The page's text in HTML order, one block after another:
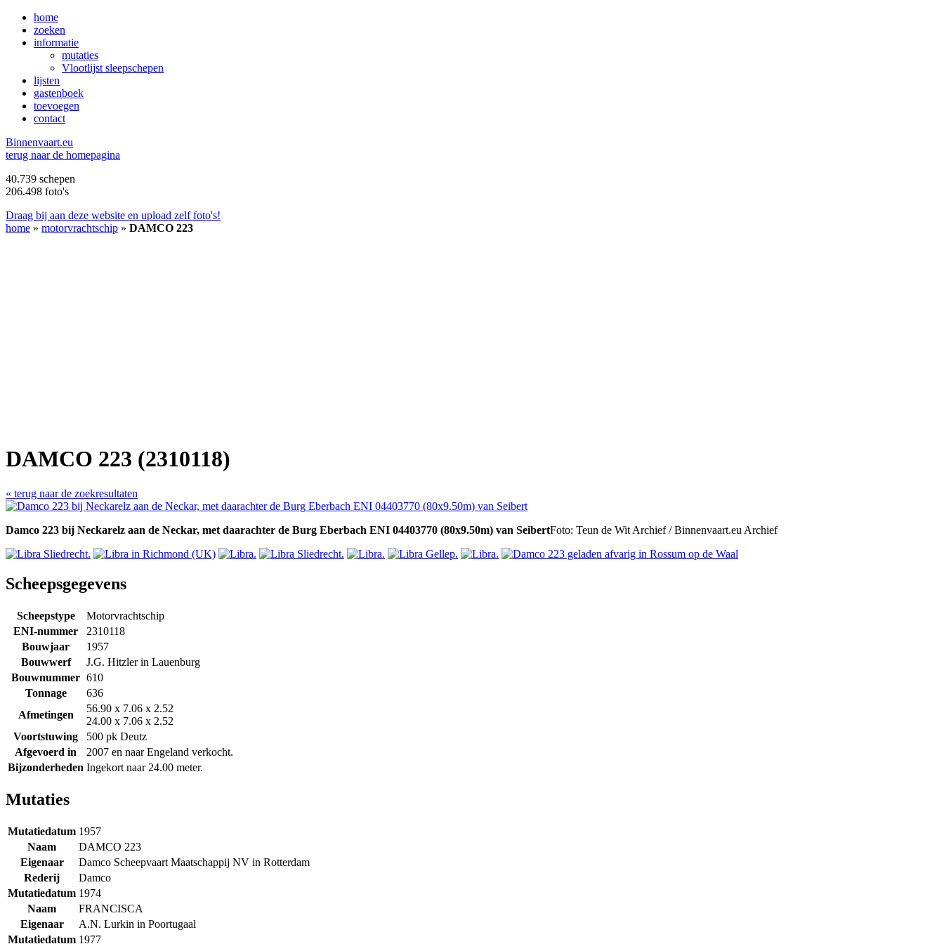
home
zoeken
informatie
mutaties
Vlootlijst sleepschepen
lijsten
gastenboek
toevoegen
contact
Binnenvaart.eu
terug naar de homepagina
40.739 schepen
206.498 foto's
Draag bij aan deze website en upload zelf foto's!
home » motorvrachtschip » DAMCO 223
DAMCO 223 (2310118)
« terug naar de zoekresultaten
Damco 223 bij Neckarelz aan de Neckar, met daarachter de Burg Eberbach ENI 04403770 (80x9.50m) van SeibertFoto: Teun de Wit Archief / Binnenvaart.eu Archief
Scheepsgegevens
Scheepstype
Motorvrachtschip
ENI-nummer
2310118
Bouwjaar
1957
Bouwwerf
J.G. Hitzler in Lauenburg
Bouwnummer 610
Tonnage
636
Afmetingen
56.90 x 7.06 x 2.52
24.00 x 7.06 x 2.52
Voortstuwing
500 pk Deutz
Afgevoerd in
2007 en naar Engeland verkocht.
Bijzonderheden Ingekort naar 24.00 meter.
Mutaties
Mutatiedatum 1957
Naam
DAMCO 223
Eigenaar
Damco Scheepvaart Maatschappij NV in Rotterdam
Rederij
Damco
Mutatiedatum 1974
Naam
FRANCISCA
Eigenaar
A.N. Lurkin in Poortugaal
Mutatiedatum 1977